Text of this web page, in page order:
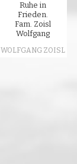
Ruhe in
Frieden.
Fam. Zoisl
Wolfgang
WOLFGANG ZOISL